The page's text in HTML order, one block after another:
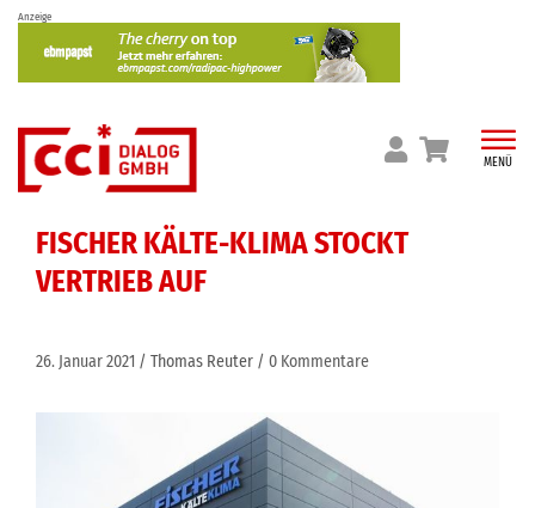
Skip
content
Anzeige
MENÜ
FISCHER KÄLTE-KLIMA STOCKT
VERTRIEB AUF
26. Januar 2021 Thomas Reuter 0 Kommentare